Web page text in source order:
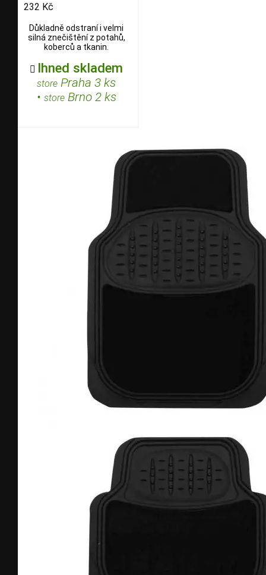
232 Kč
Důkladně odstraní i velmi
silná znečištění z potahů,
koberců a tkanin.
 Ihned skladem
store Praha 3 ks
• storeBrno 2 ks